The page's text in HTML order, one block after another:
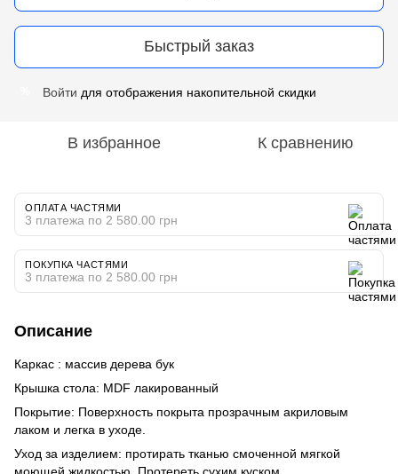
Быстрый заказ
Войти для отображения накопительной скидки
В избранное К сравнению
ОПЛАТА ЧАСТЯМИ
3 платежа по 2 580.00 грн
ПОКУПКА ЧАСТЯМИ
3 платежа по 2 580.00 грн
Описание
Каркас : массив дерева бук
Крышка стола: MDF лакированный
Покрытие: Поверхность покрыта прозрачным акриловым
лаком и легка в уходе.
Уход за изделием: протирать тканью смоченной мягкой
моющей жидкостью. Протереть сухим куском